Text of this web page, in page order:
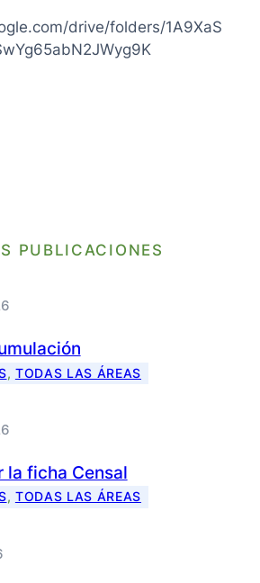
drive/folders/1A9XaS
PUBLICACIONES
, TODAS LAS ÁREAS
la ficha Censal
, TODAS LAS ÁREAS